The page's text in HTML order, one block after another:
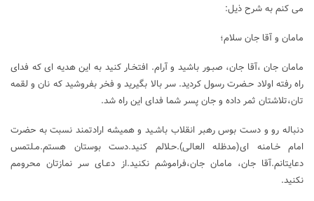
می کنم به شرح ذیل:
مامان و آقا جان سلام؛
مامان جان ،آقا جان، صبـور باشید و آرام. افتخـار کنید به این هدیه ای که فدای
راه رفته اولاد حـضرت رسول کردید. سر بالا بگیرید و فخر بفروشید که نان و لقمه
تان،تلاشتان ثمر داده و جان پسر شما فدای این راه شد.
دنباله رو و دسـت بوس رهبر انقلاب باشـید و همیشه ارادتمند نسبت به حضرت
امام خـامنه ای(مدظله العالی).حـلالم کنید.دست بوستان هستم.مـلتمس
دعایتانم.آقا جان، مامان جان،فراموشم نکنید.از دعـای سر نمازتان محرومم
نکنید.